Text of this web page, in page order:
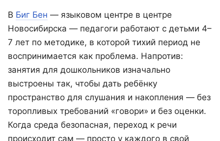
В Биг Бен — языковом центре в центре
Новосибирска — педагоги работают с детьми 4–
7 лет по методике, в которой тихий период не
воспринимается как проблема. Напротив:
занятия для дошкольников изначально
выстроены так, чтобы дать ребёнку
пространство для слушания и накопления — без
торопливых требований «говори» и без оценки.
Когда среда безопасная, переход к речи
происходит сам — просто у каждого в свой